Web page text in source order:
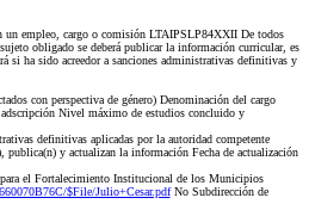
un empleo, cargo o comisión LTAIPSLP84XXII De todos
obligado se deberá publicar la información curricular, es
si ha sido acreedor a sanciones administrativas definitivas y
con perspectiva de género) Denominación del cargo
Nivel máximo de estudios concluido y
definitivas aplicadas por la autoridad competente
publica(n) y actualizan la información Fecha de actualización
el Fortalecimiento Institucional de los Municipios
$File/Julio+Cesar.pdfNo Subdirección de